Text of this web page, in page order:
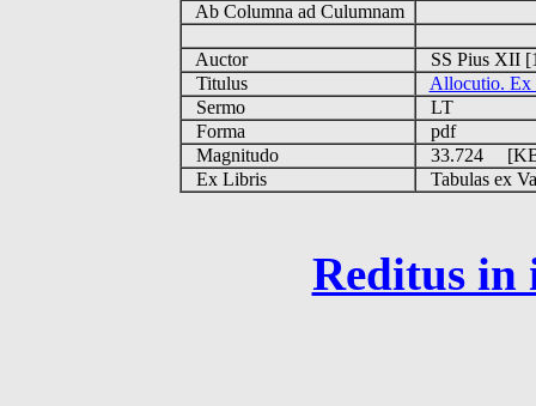
Ab Columna ad Culumnam
Auctor
SS Pius XII
Titulus
Allocutio. Ex
Sermo
LT
Forma
pdf
Magnitudo
33.724
Ex Libris
Tabulas ex
Reditus in